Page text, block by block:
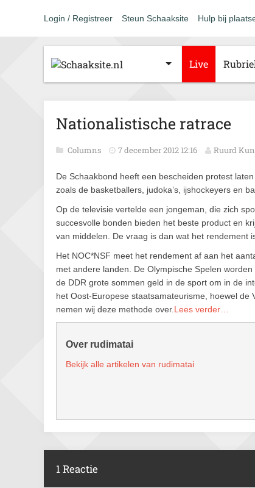
Login / Registreer Steun Schaaksite Hulp bij
Live
Nationalistische ratrace
Columns 7 december 2012 12:16 Ruurd
De Schaakbond heeft een bescheiden protest
zoals de basketballers, judoka’s, ijshockeyers en
Op de televisie vertelde een jongeman, die zich
succesvolle bonden bieden het beste product en
van middelen. De vraag is dan wat het rendement
Het NOC*NSF meet het rendement af aan het
met andere landen. De Olympische Spelen
de DDR grote sommen geld in de sport om in de
het Oost-Europese staatsamateurisme, hoewel
nemen wij deze methode over. Lees verder…
Over rudimatai
Bekijk alle artikelen van rudimatai
1 Reactie